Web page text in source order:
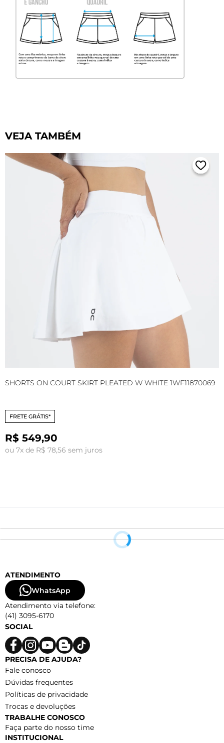
VEJA TAMBÉM
SHORTS ON COURT SKIRT PLEATED W WHITE 1WF11870069
FRETE GRÁTIS*
R$ 549,90
ou 7x de R$ 78,56 sem juros
ATENDIMENTO
WhatsApp
Atendimento via telefone:
(41) 3095-6170
SOCIAL
PRECISA DE AJUDA?
Fale conosco
Dúvidas frequentes
Políticas de privacidade
Trocas e devoluções
TRABALHE CONOSCO
Faça parte do nosso time
INSTITUCIONAL